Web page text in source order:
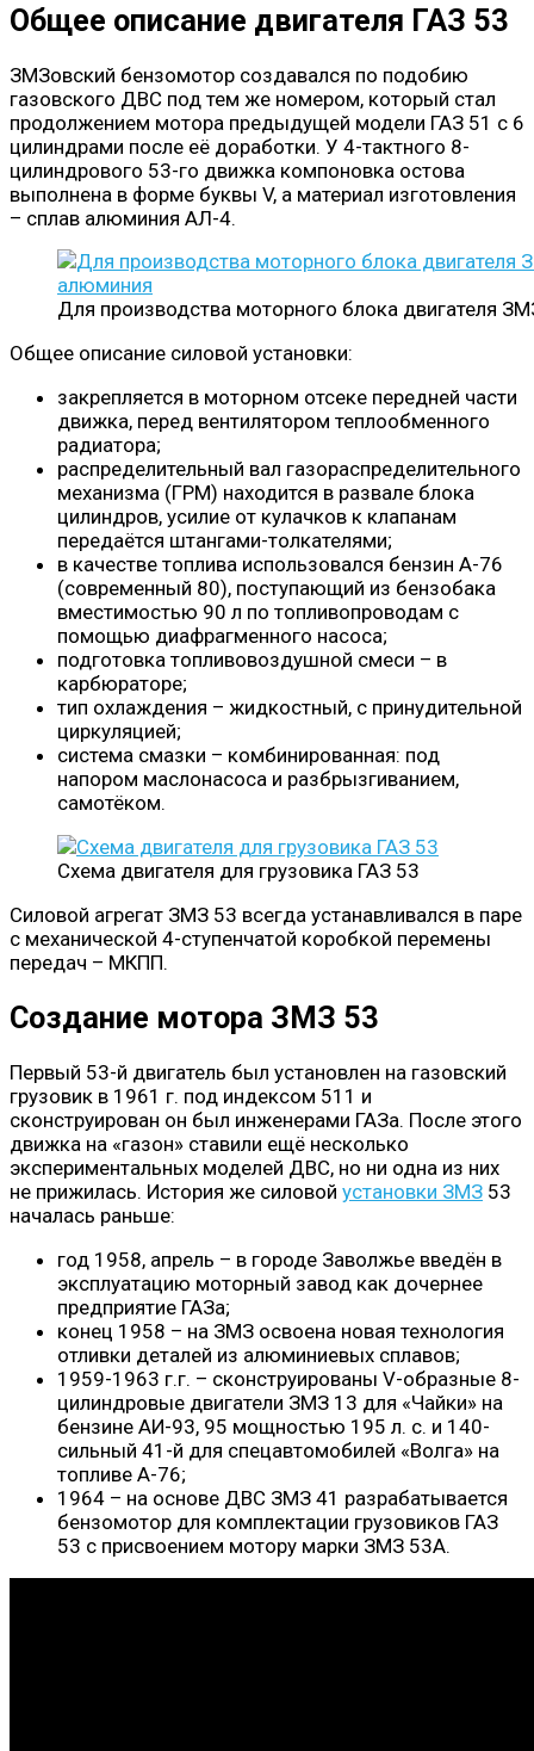
Общее описание двигателя ГАЗ 53
ЗМЗовский бензомотор создавался по подобию
газовского ДВС под тем же номером, который стал
продолжением мотора предыдущей модели ГАЗ 51 с 6
цилиндрами после её доработки. У 4-тактного 8-
цилиндрового 53-го движка компоновка остова
выполнена в форме буквы V, а материал изготовления
– сплав алюминия АЛ-4.
Для производства моторного блока двигателя
Общее описание силовой установки:
закрепляется в моторном отсеке передней части
движка, перед вентилятором теплообменного
радиатора;
распределительный вал газораспределительного
механизма (ГРМ) находится в развале блока
цилиндров, усилие от кулачков к клапанам
передаётся штангами-толкателями;
в качестве топлива использовался бензин А-76
(современный 80), поступающий из бензобака
вместимостью 90 л по топливопроводам с
помощью диафрагменного насоса;
подготовка топливовоздушной смеси – в
карбюраторе;
тип охлаждения – жидкостный, с принудительной
циркуляцией;
система смазки – комбинированная: под
напором маслонасоса и разбрызгиванием,
самотёком.
Схема двигателя для грузовика ГАЗ 53
Силовой агрегат ЗМЗ 53 всегда устанавливался в паре
с механической 4-ступенчатой коробкой перемены
передач – МКПП.
Создание мотора ЗМЗ 53
Первый 53-й двигатель был установлен на газовский
грузовик в 1961 г. под индексом 511 и
сконструирован он был инженерами ГАЗа. После этого
движка на «газон» ставили ещё несколько
экспериментальных моделей ДВС, но ни одна из них
не прижилась. История же силовой установки ЗМЗ 53
началась раньше:
год 1958, апрель – в городе Заволжье введён в
эксплуатацию моторный завод как дочернее
предприятие ГАЗа;
конец 1958 – на ЗМЗ освоена новая технология
отливки деталей из алюминиевых сплавов;
1959-1963 г.г. – сконструированы V-образные 8-
цилиндровые двигатели ЗМЗ 13 для «Чайки» на
бензине АИ-93, 95 мощностью 195 л. с. и 140-
сильный 41-й для спецавтомобилей «Волга» на
топливе А-76;
1964 – на основе ДВС ЗМЗ 41 разрабатывается
бензомотор для комплектации грузовиков ГАЗ
53 с присвоением мотору марки ЗМЗ 53А.